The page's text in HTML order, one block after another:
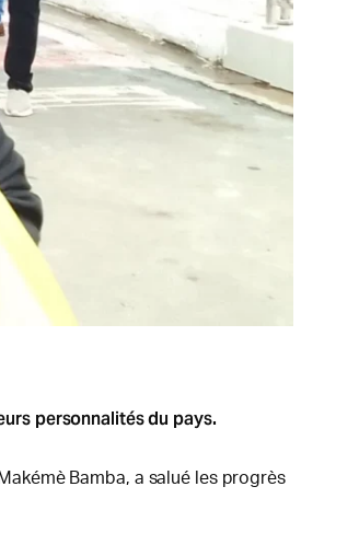
personnalités du pays.
Bamba, a salué les progrès